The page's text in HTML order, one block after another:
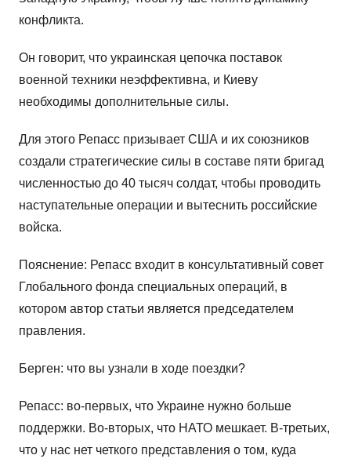
конфликта.
Он говорит, что украинская цепочка поставок
военной техники неэффективна, и Киеву
необходимы дополнительные силы.
Для этого Репасс призывает США и их союзников
создали стратегические силы в составе пяти бригад
численностью до 40 тысяч солдат, чтобы проводить
наступательные операции и вытеснить российские
войска.
Пояснение: Репасс входит в консультативный совет
Глобального фонда специальных операций, в
котором автор статьи является председателем
правления.
Берген: что вы узнали в ходе поездки?
Репасс: во-первых, что Украине нужно больше
поддержки. Во-вторых, что НАТО мешкает. В-третьих,
что у нас нет четкого представления о том, куда